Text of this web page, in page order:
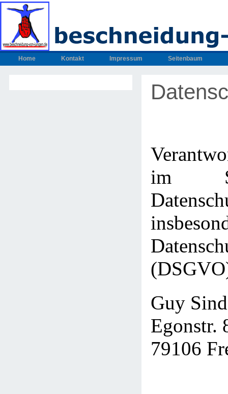
Home Kontakt Impressum Seitenbaum
im
Guy
Egonstr.
79106